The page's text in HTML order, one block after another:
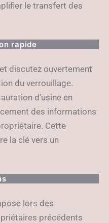
le transfert des
rapide
discutez ouvertement
du verrouillage.
d’usine en
des informations
Cette
la clé vers un
lors des
précédents